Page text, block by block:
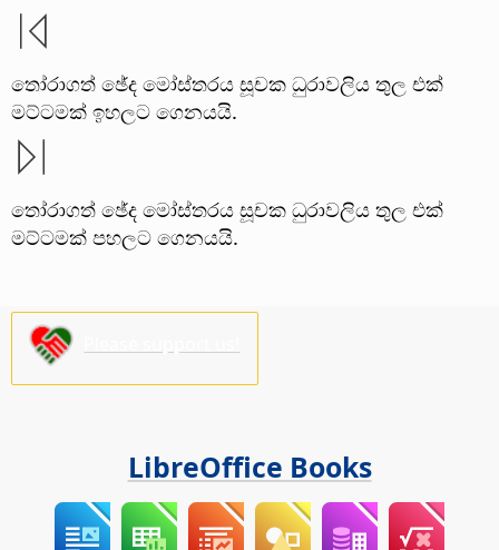
තෝරාගත් ඡේද මෝස්තරය සූචක ධුරාවලිය තුල එක්
මට්ටමක් ඉහලට ගෙනයයි.
තෝරාගත් ඡේද මෝස්තරය සූචක ධුරාවලිය තුල එක්
මට්ටමක් පහලට ගෙනයයි.
LibreOffice Books